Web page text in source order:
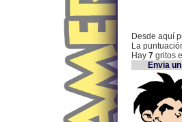
Desde aquí
La
Hay 7 gritos
Envia